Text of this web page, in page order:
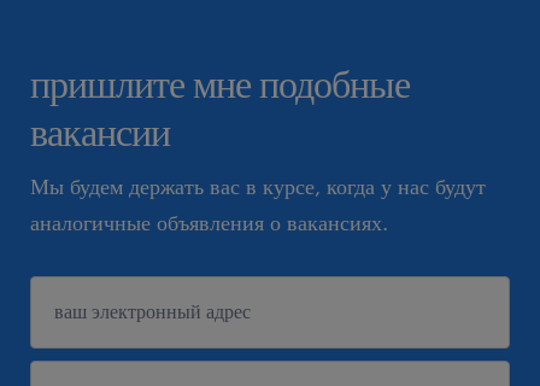
пришлите мне подобные
вакансии
Мы будем держать вас в курсе, когда у нас будут
аналогичные объявления о вакансиях.